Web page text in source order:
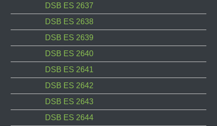
DSB ES 2637
DSB ES 2638
DSB ES 2639
DSB ES 2640
DSB ES 2641
DSB ES 2642
DSB ES 2643
DSB ES 2644